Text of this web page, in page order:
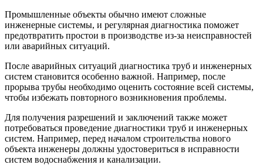
Промышленные объекты обычно имеют сложные
инженерные системы, и регулярная диагностика поможет
предотвратить простои в производстве из-за неисправностей
или аварийных ситуаций.
После аварийных ситуаций диагностика труб и инженерных
систем становится особенно важной. Например, после
прорыва трубы необходимо оценить состояние всей системы,
чтобы избежать повторного возникновения проблемы.
Для получения разрешений и заключений также может
потребоваться проведение диагностики труб и инженерных
систем. Например, перед началом строительства нового
объекта инженеры должны удостовериться в исправности
систем водоснабжения и канализации.